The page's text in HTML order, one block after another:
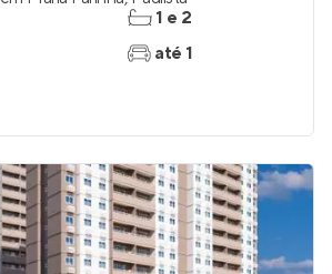
1 e 2
até 1